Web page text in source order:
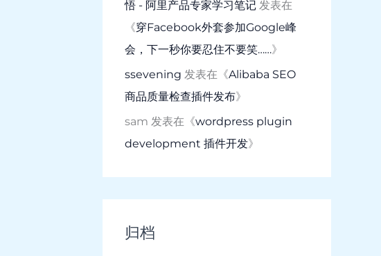
悟 - 阿里产品专家学习笔记 发表在
《穿Facebook外套参加Google峰
会，下一秒你要忍住不要笑……》
ssevening 发表在《Alibaba SEO
商品质量检查插件发布》
sam 发表在《wordpress plugin
development 插件开发》
归档